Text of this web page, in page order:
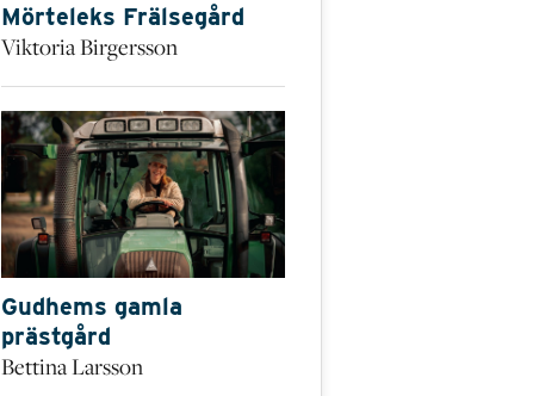
Mörteleks Frälsegård
Viktoria Birgersson
Gudhems gamla
prästgård
Bettina Larsson